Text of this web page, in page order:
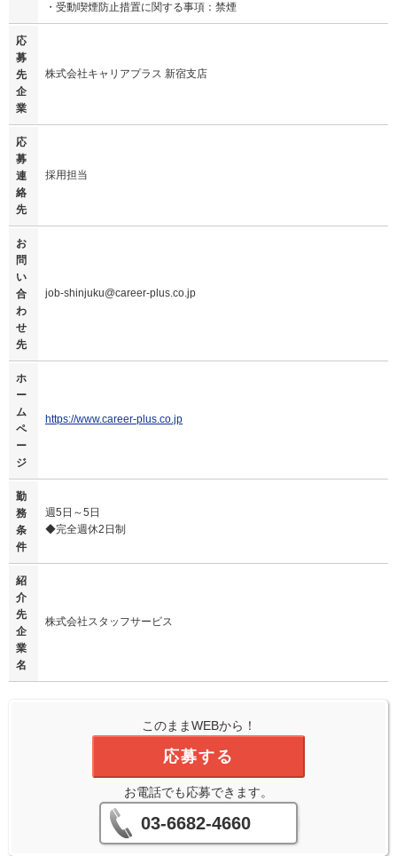
・受動喫煙防止措置に関する事項：禁煙
応
募
先
企
業
株式会社キャリアプラス 新宿支店
応
募
連
絡
先
採用担当
お
問
い
合
わ
せ
先
job-shinjuku@career-plus.co.jp
ホ
ー
ム
ペ
ー
ジ
https://www.career-plus.co.jp
勤
務
条
件
週5日～5日
◆完全週休2日制
紹
介
先
企
業
名
株式会社スタッフサービス
このままWEBから！
応募する
お電話でも応募できます。
03-6682-4660